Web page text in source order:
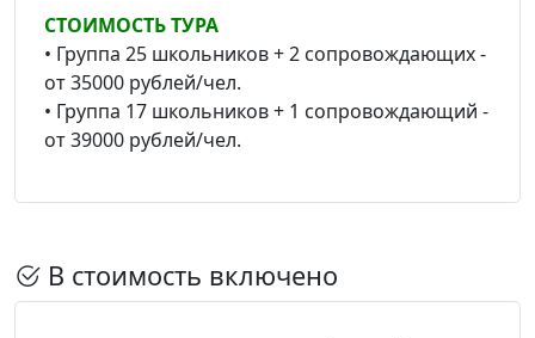
СТОИМОСТЬ ТУРА
• Группа 25 школьников + 2 сопровождающих -
от 35000 рублей/чел.
• Группа 17 школьников + 1 сопровождающий -
от 39000 рублей/чел.
В стоимость включено